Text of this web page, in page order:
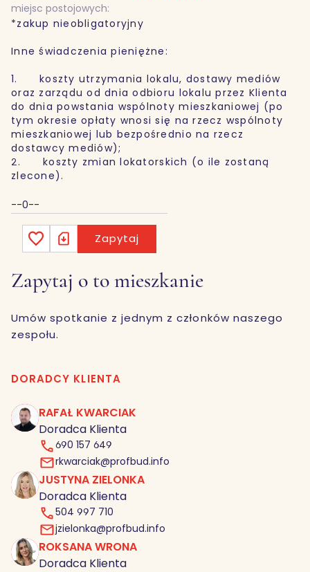
miejsc postojowych:
*zakup nieobligatoryjny
Inne świadczenia pieniężne:
1. koszty utrzymania lokalu, dostawy mediów
oraz zarządu od dnia odbioru lokalu przez Klienta
do dnia powstania wspólnoty mieszkaniowej (po
tym okresie opłaty wnosi się na rzecz wspólnoty
mieszkaniowej lub bezpośrednio na rzecz
dostawcy mediów);
2. koszty zmian lokatorskich (o ile zostaną
zlecone).
--0--
Zapytaj
Zapytaj o to mieszkanie
Umów spotkanie z jednym z członków naszego
zespołu.
DORADCY KLIENTA
RK
RAFAŁ KWARCIAK
Doradca Klienta
690 157 649
rkwarciak@profbud.info
JZ
JUSTYNA ZIELONKA
Doradca Klienta
504 997 710
jzielonka@profbud.info
RW ROKSANA WRONA
Doradca Klienta